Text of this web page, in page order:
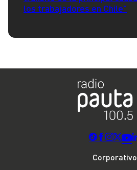
los trabajadores en Chile"
Corporativo